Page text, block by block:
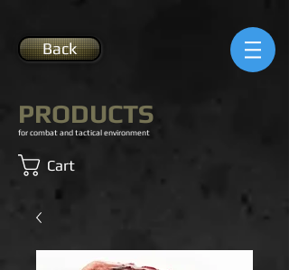
Back
PRODUCTS
for combat and tactical environment
Cart